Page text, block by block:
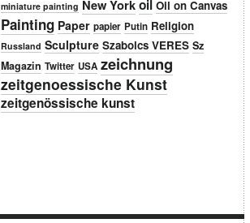
miniature painting New Yorkoil Oil on Canvas
Painting Paper papier Putin Religion
Russland Sculpture Szabolcs VERES Sz
Magazin Twitter USA zeichnung
zeitgenoessische Kunst
zeitgenössische kunst